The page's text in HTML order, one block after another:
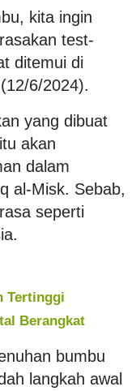
kita ingin
test-
ditemui di
6/2024).
yang dibuat
akan
dalam
al-Misk. Sebab,
seperti
Tertinggi
Berangkat
bumbu
langkah awal